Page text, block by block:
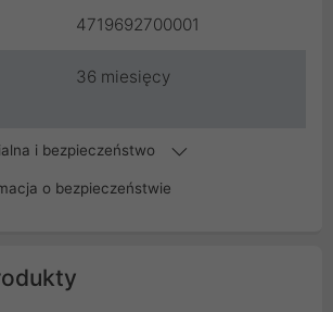
4719692700001
36 miesięcy
i bezpieczeństwo
o bezpieczeństwie